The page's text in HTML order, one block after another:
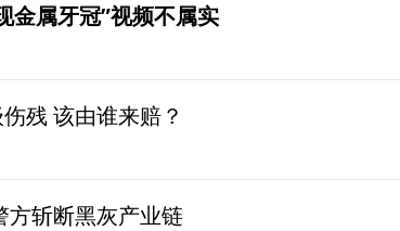
金属牙冠”视频不属实
残 该由谁来赔？
方斩断黑灰产业链